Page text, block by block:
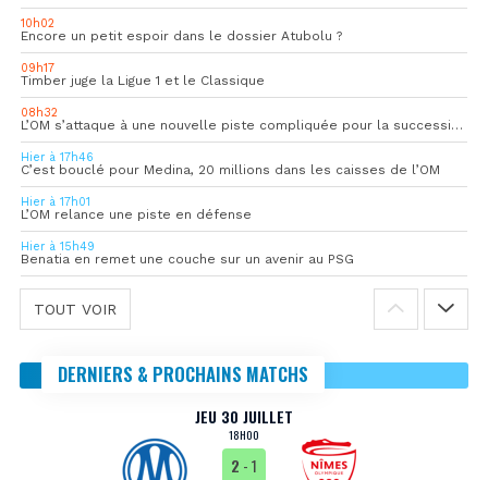
10h02
Encore un petit espoir dans le dossier Atubolu ?
09h17
Timber juge la Ligue 1 et le Classique
08h32
L’OM s’attaque à une nouvelle piste compliquée pour la succession de Rulli
Hier à 17h46
C’est bouclé pour Medina, 20 millions dans les caisses de l’OM
Hier à 17h01
L’OM relance une piste en défense
Hier à 15h49
Benatia en remet une couche sur un avenir au PSG
TOUT VOIR
DERNIERS & PROCHAINS MATCHS
JEU 30 JUILLET
18H00
2 - 1